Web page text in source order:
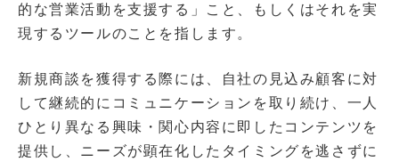
的な営業活動を支援する」こと、もしくはそれを実
現するツールのことを指します。
新規商談を獲得する際には、自社の見込み顧客に対
して継続的にコミュニケーションを取り続け、一人
ひとり異なる興味・関心内容に即したコンテンツを
提供し、ニーズが顕在化したタイミングを逃さずに